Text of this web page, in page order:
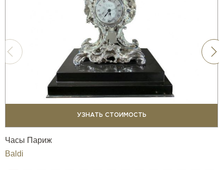
УЗНАТЬ СТОИМОСТЬ
Часы Париж
Baldi